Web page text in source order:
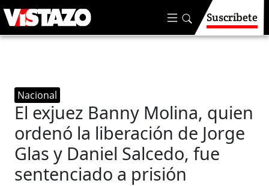
Suscríbete
Nacional
El exjuez Banny Molina, quien
ordenó la liberación de Jorge
Glas y Daniel Salcedo, fue
sentenciado a prisión